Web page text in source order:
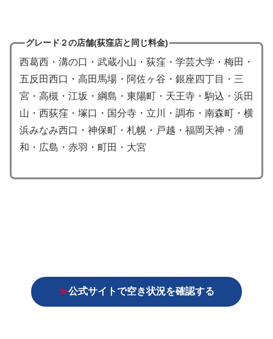
グレード２の店舗(荻窪店と同じ料金)
西葛西・溝の口・武蔵小山・荻窪・学芸大学・梅田・
五反田西口・高田馬場・阿佐ヶ谷・銀座四丁目・三
宮・高槻・江坂・綱島・東陽町・天王寺・駒込・浜田
山・西荻窪・塚口・国分寺・立川・調布・南森町・横
浜みなみ西口・神保町・札幌・戸越・福岡天神・浦
和・広島・赤羽・町田・大宮
≫公式サイトで空き状況を確認する